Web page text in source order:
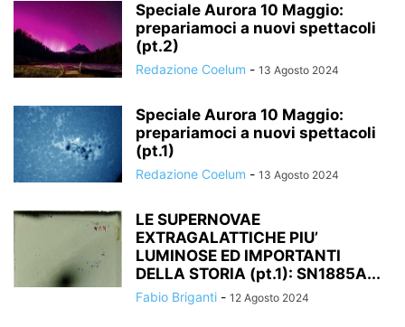
Speciale Aurora 10 Maggio:
prepariamoci a nuovi spettacoli
(pt.2)
Redazione Coelum - 13 Agosto 2024
Speciale Aurora 10 Maggio:
prepariamoci a nuovi spettacoli
(pt.1)
Redazione Coelum - 13 Agosto 2024
LE SUPERNOVAE
EXTRAGALATTICHE PIU’
LUMINOSE ED IMPORTANTI
DELLA STORIA (pt.1): SN1885A...
Fabio Briganti - 12 Agosto 2024